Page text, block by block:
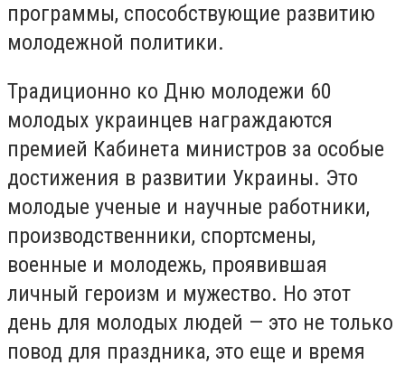
программы, способствующие развитию
молодежной политики.
Традиционно ко Дню молодежи 60
молодых украинцев награждаются
премией Кабинета министров за особые
достижения в развитии Украины. Это
молодые ученые и научные работники,
производственники, спортсмены,
военные и молодежь, проявившая
личный героизм и мужество. Но этот
день для молодых людей — это не только
повод для праздника, это еще и время